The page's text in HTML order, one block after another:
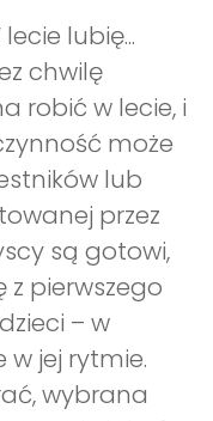
lubię...
chwilę
robić w lecie, i
może
lub
przez
są gotowi,
z pierwszego
– w
jej rytmie.
wybrana